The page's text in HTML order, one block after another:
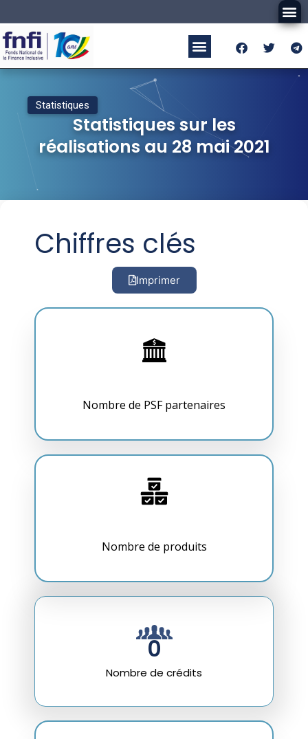
Statistiques
Statistiques sur les
réalisations au 28 mai 2021
Chiffres clés
Imprimer
Nombre de PSF partenaires
Nombre de produits
Nombre de crédits
0